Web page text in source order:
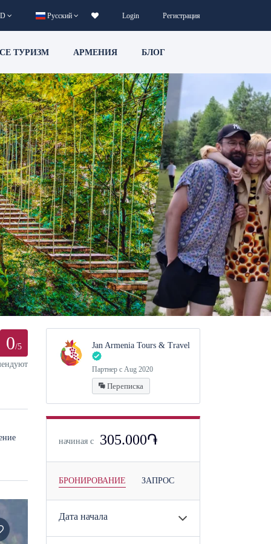
Русский Login Регистрация
ТУРИЗМ АРМЕНИЯ БЛОГ
0/5
Jan Armenia Tours & Travel
Партнер с Aug 2020
Переписка
начиная с 305.000֏
БРОНИРОВАНИЕ ЗАПРОС
Дата начала